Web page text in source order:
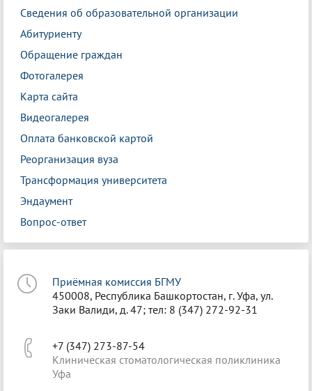
Сведения об образовательной организации
Абитуриенту
Обращение граждан
Фотогалерея
Карта сайта
Видеогалерея
Оплата банковской картой
Реорганизация вуза
Трансформация университета
Эндаумент
Вопрос-ответ
Приёмная комиссия БГМУ
450008, Республика Башкортостан, г. Уфа, ул.
Заки Валиди, д. 47; тел: 8 (347) 272-92-31
+7 (347) 273-87-54
Клиническая стоматологическая поликлиника
Уфа